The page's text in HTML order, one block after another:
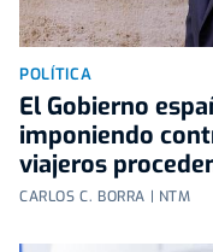
POLÍTICA
El Gobierno
imponiendo
viajeros
CARLOS C. BORRA | NTM